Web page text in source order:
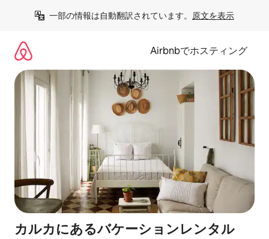
一部の情報は自動翻訳されています。 原文を表示
Airbnbでホスティング
カルカにあるバケーションレンタル